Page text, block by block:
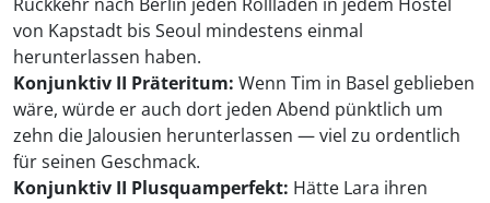
von Kapstadt bis Seoul mindestens einmal
herunterlassen haben.
Konjunktiv II Präteritum: Wenn Tim in Basel geblieben
wäre, würde er auch dort jeden Abend pünktlich um
zehn die Jalousien herunterlassen — viel zu ordentlich
für seinen Geschmack.
Konjunktiv II Plusquamperfekt: Hätte Lara ihren